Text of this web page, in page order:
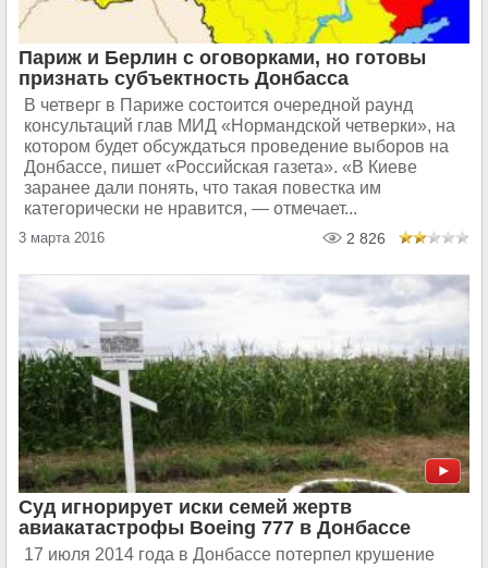
Париж и Берлин с оговорками, но готовы
признать субъектность Донбасса
В четверг в Париже состоится очередной раунд
консультаций глав МИД «Нормандской четверки», на
котором будет обсуждаться проведение выборов на
Донбассе, пишет «Российская газета». «В Киеве
заранее дали понять, что такая повестка им
категорически не нравится, — отмечает...
3 марта 2016 2 826
Суд игнорирует иски семей жертв
авиакатастрофы Boeing 777 в Донбассе
17 июля 2014 года в Донбассе потерпел крушение